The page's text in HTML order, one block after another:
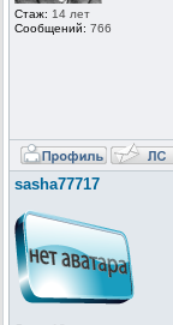
Стаж: 14 лет
Сообщений: 766
sasha77717